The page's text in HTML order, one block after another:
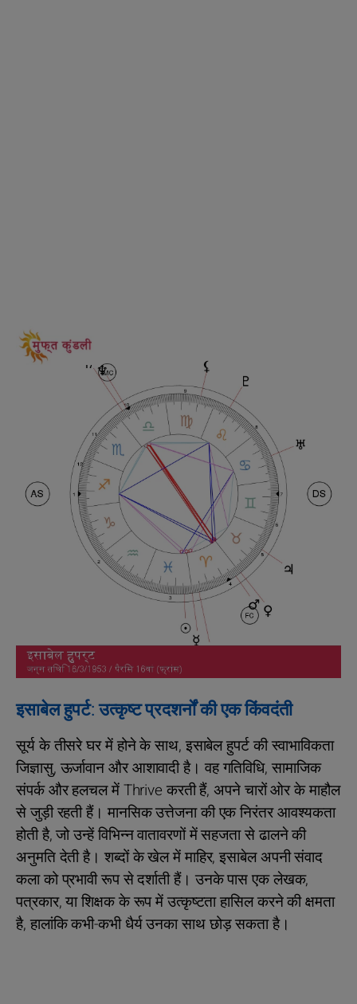
इसाबेल हुपर्ट: उत्कृष्ट प्रदशर्नों की एक किंवदंती
सूर्य के तीसरे घर में होने के साथ, इसाबेल हुपर्ट की स्वाभाविकता
जिज्ञासु, ऊर्जावान और आशावादी है। वह गतिविधि, सामाजिक
संपर्क और हलचल में Thrive करती हैं, अपने चारों ओर के माहौल
से जुड़ी रहती हैं। मानसिक उत्तेजना की एक निरंतर आवश्यकता
होती है, जो उन्हें विभिन्न वातावरणों में सहजता से ढालने की
अनुमति देती है। शब्दों के खेल में माहिर, इसाबेल अपनी संवाद
कला को प्रभावी रूप से दर्शाती हैं। उनके पास एक लेखक,
पत्रकार, या शिक्षक के रूप में उत्कृष्टता हासिल करने की क्षमता
है, हालांकि कभी-कभी धैर्य उनका साथ छोड़ सकता है।